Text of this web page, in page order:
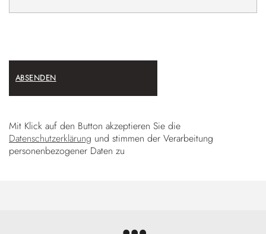
ABSENDEN
Mit Klick auf den Button akzeptieren Sie die
Datenschutzerklärung und stimmen der Verarbeitung
personenbezogener Daten zu